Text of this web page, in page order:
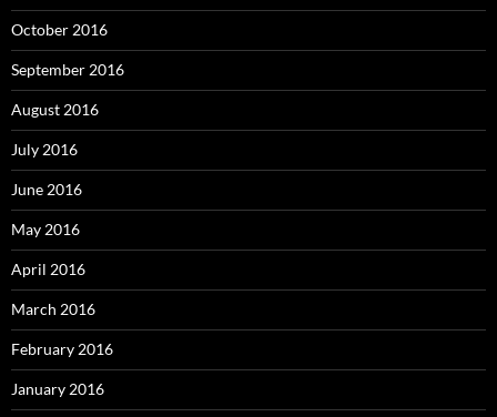
October 2016
September 2016
August 2016
July 2016
June 2016
May 2016
April 2016
March 2016
February 2016
January 2016